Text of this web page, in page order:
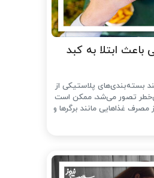
باعث ابتلا به کبد
بسته‌بندی‌های پلاستیکی از
تصور می‌شد، ممکن است
مصرف غذاهایی مانند برگرها و